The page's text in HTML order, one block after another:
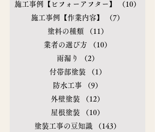
施工事例【ビフォーアフター】
（10）
施工事例【作業内容】
（7）
塗料の種類
（11）
業者の選び方
（10）
雨漏り
（2）
付帯部塗装
（1）
防水工事
（9）
外壁塗装
（12）
屋根塗装
（10）
塗装工事の豆知識
（143）